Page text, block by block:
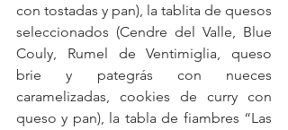
con tostadas y pan), la tablita de quesos
seleccionados (Cendre del Valle, Blue
Couly, Rumel de Ventimiglia, queso
brie y pategrás con nueces
caramelizadas, cookies de curry con
queso y pan), la tabla de fiambres “Las